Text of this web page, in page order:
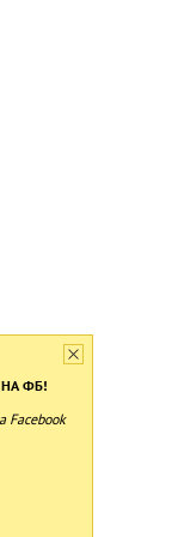
НА ФБ!
Facebook